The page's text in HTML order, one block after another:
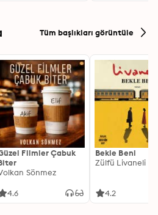
Tüm başlıkları görüntüle
Filmler Çabuk
Sönmez
4.6
Bekle Beni
Zülfü Livaneli
4.2